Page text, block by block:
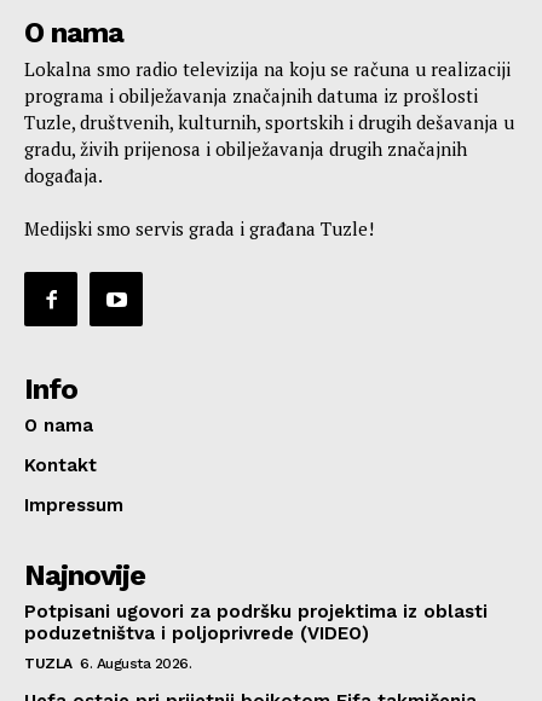
O nama
Lokalna smo radio televizija na koju se računa u realizaciji
programa i obilježavanja značajnih datuma iz prošlosti
Tuzle, društvenih, kulturnih, sportskih i drugih dešavanja u
gradu, živih prijenosa i obilježavanja drugih značajnih
događaja.
Medijski smo servis grada i građana Tuzle!
Info
O nama
Kontakt
Impressum
Najnovije
Potpisani ugovori za podršku projektima iz oblasti
poduzetništva i poljoprivrede (VIDEO)
TUZLA 6. Augusta 2026.